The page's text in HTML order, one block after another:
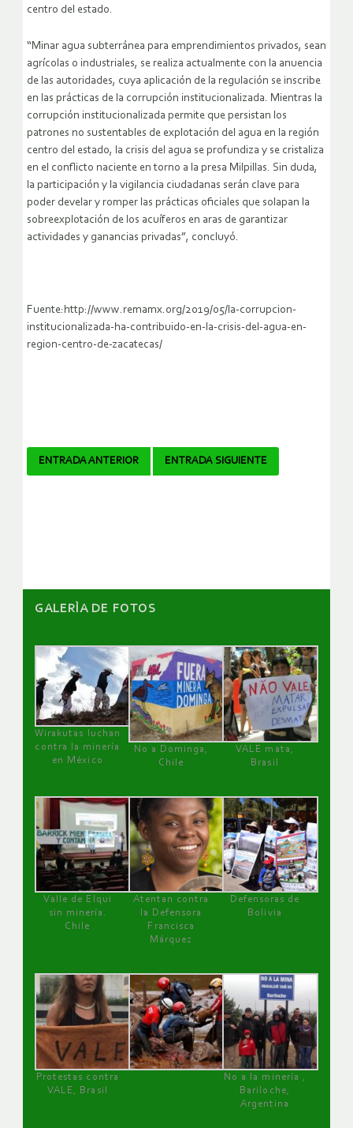
centro del estado.
“Minar agua subterránea para emprendimientos privados, sean
agrícolas o industriales, se realiza actualmente con la anuencia
de las autoridades, cuya aplicación de la regulación se inscribe
en las prácticas de la corrupción institucionalizada. Mientras la
corrupción institucionalizada permite que persistan los
patrones no sustentables de explotación del agua en la región
centro del estado, la crisis del agua se profundiza y se cristaliza
en el conflicto naciente en torno a la presa Milpillas. Sin duda,
la participación y la vigilancia ciudadanas serán clave para
poder develar y romper las prácticas oficiales que solapan la
sobreexplotación de los acuíferos en aras de garantizar
actividades y ganancias privadas”, concluyó.
Fuente:http://www.remamx.org/2019/05/la-corrupcion-
institucionalizada-ha-contribuido-en-la-crisis-del-agua-en-
region-centro-de-zacatecas/
Navegador
ENTRADA ANTERIOR ENTRADA SIGUIENTE
GALERÌA DE FOTOS
Wirakutas luchan
contra la minería
en México
No a Dominga,
Chile
VALE mata,
Brasil
Valle de Elqui
sin minería.
Chile
Atentan contra
la Defensora
Francisca
Márquez
Defensoras de
Bolivia
Protestas contra
VALE, Brasil
No a la minería ,
Bariloche,
Argentina